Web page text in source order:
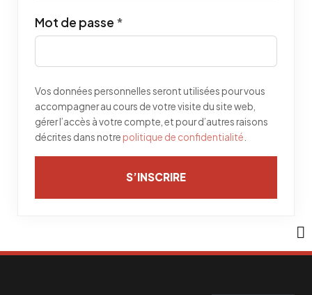
Mot de passe *
Vos données personnelles seront utilisées pour vous
accompagner au cours de votre visite du site web,
gérer l’accès à votre compte, et pour d’autres raisons
décrites dans notre politique de confidentialité
S’INSCRIRE